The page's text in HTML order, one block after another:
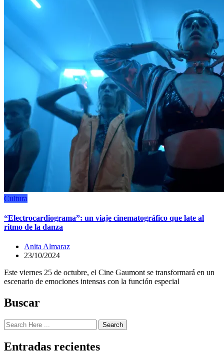
Cultura
“Electrocardiograma”: un viaje cinematográfico que late al
ritmo de la danza
Anita Almaraz
23/10/2024
Este viernes 25 de octubre, el Cine Gaumont se transformará en un
escenario de emociones intensas con la función especial
Buscar
Search
Entradas recientes